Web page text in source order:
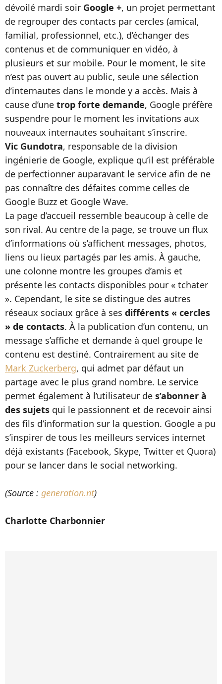
dévoilé mardi soir Google +, un projet permettant
de regrouper des contacts par cercles (amical,
familial, professionnel, etc.), d’échanger des
contenus et de communiquer en vidéo, à
plusieurs et sur mobile. Pour le moment, le site
n’est pas ouvert au public, seule une sélection
d’internautes dans le monde y a accès. Mais à
cause d’une trop forte demande, Google préfère
suspendre pour le moment les invitations aux
nouveaux internautes souhaitant s’inscrire.
Vic Gundotra, responsable de la division
ingénierie de Google, explique qu’il est préférable
de perfectionner auparavant le service afin de ne
pas connaître des défaites comme celles de
Google Buzz et Google Wave.
La page d’accueil ressemble beaucoup à celle de
son rival. Au centre de la page, se trouve un flux
d’informations où s’affichent messages, photos,
liens ou lieux partagés par les amis. À gauche,
une colonne montre les groupes d’amis et
présente les contacts disponibles pour « tchater
». Cependant, le site se distingue des autres
réseaux sociaux grâce à ses différents « cercles
» de contacts. À la publication d’un contenu, un
message s’affiche et demande à quel groupe le
contenu est destiné. Contrairement au site de
Mark Zuckerberg, qui admet par défaut un
partage avec le plus grand nombre. Le service
permet également à l’utilisateur de s’abonner à
des sujets qui le passionnent et de recevoir ainsi
des fils d’information sur la question. Google a pu
s’inspirer de tous les meilleurs services internet
déjà existants (Facebook, Skype, Twitter et Quora)
pour se lancer dans le social networking.
(Source : generation.nt)
Charlotte Charbonnier